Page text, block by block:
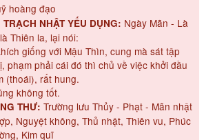
hoàng đạo
NHẬT YẾU DỤNG: Ngày Mãn - Là
Thiên la, lại nói:
giống với Mậu Thìn, cung mà sát tập
phạm phải cái đó thì chủ về việc khởi đầu
(thoái), rất hung.
không tốt.
THƯ: Trường lưu Thủy - Phạt - Mãn nhật
Nguyệt không, Thủ nhật, Thiên vu, Phúc
Kim quĩ